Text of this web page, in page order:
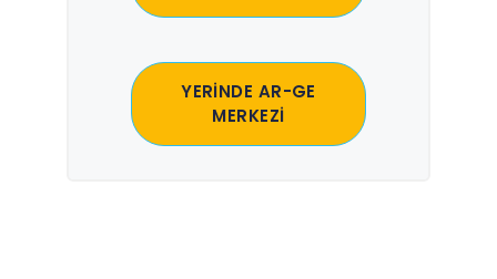
YERİNDE AR-GE
MERKEZİ